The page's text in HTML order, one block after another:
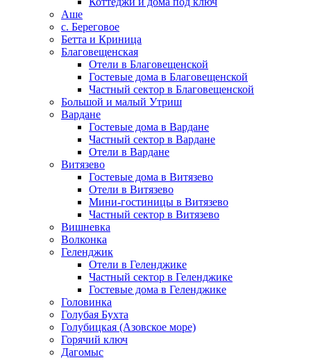
Аше
с. Береговое
Бетта и Криница
Благовещенская
Отели в Благовещенской
Гостевые дома в Благовещенской
Частный сектор в Благовещенской
Большой и малый Утриш
Вардане
Гостевые дома в Вардане
Частный сектор в Вардане
Отели в Вардане
Витязево
Гостевые дома в Витязево
Отели в Витязево
Мини-гостиницы в Витязево
Частный сектор в Витязево
Вишневка
Волконка
Геленджик
Отели в Геленджике
Частный сектор в Геленджике
Гостевые дома в Геленджике
Головинка
Голубая Бухта
Голубицкая (Азовское море)
Горячий ключ
Дагомыс